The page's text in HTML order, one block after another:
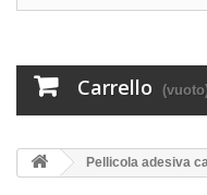
Carrello
Pellicola adesiva